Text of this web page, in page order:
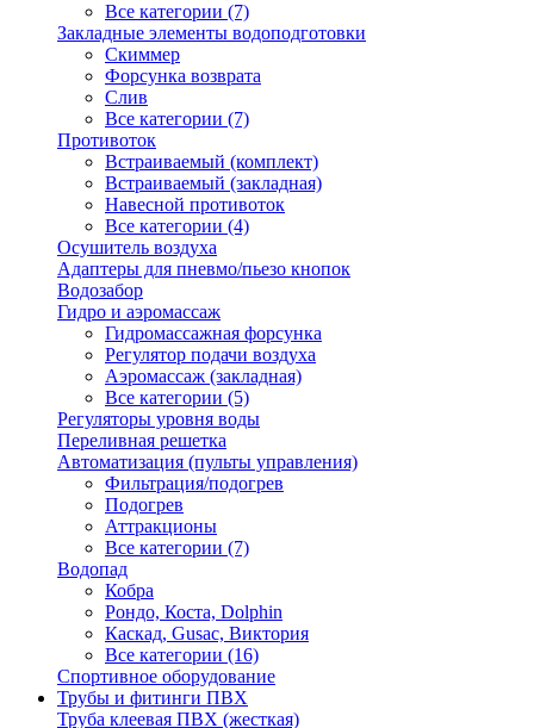
Все категории (7)
Закладные элементы водоподготовки
Скиммер
Форсунка возврата
Слив
Все категории (7)
Противоток
Встраиваемый (комплект)
Встраиваемый (закладная)
Навесной противоток
Все категории (4)
Осушитель воздуха
Адаптеры для пневмо/пьезо кнопок
Водозабор
Гидро и аэромассаж
Гидромассажная форсунка
Регулятор подачи воздуха
Аэромассаж (закладная)
Все категории (5)
Регуляторы уровня воды
Переливная решетка
Автоматизация (пульты управления)
Фильтрация/подогрев
Подогрев
Аттракционы
Все категории (7)
Водопад
Кобра
Рондо, Коста, Dolphin
Каскад, Gusac, Виктория
Все категории (16)
Спортивное оборудование
Трубы и фитинги ПВХ
Труба клеевая ПВХ (жесткая)